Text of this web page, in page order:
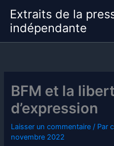
contenu
Extraits de la
indépendante
BFM et la
d’expression
Laisser un commentaire / Par
novembre 2022